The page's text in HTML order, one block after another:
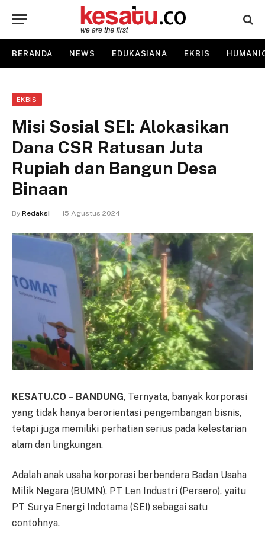
BERANDA NEWS EDUKASIANA EKBIS
EKBIS
Misi Sosial SEI: Alokasikan
Dana CSR Ratusan Juta
Rupiah dan Bangun Desa
Binaan
By Redaksi 15 Agustus 2024
KESATU.CO – BANDUNG, Ternyata, banyak korporasi
yang tidak hanya berorientasi pengembangan bisnis,
tetapi juga memiliki perhatian serius pada kelestarian
alam dan lingkungan.
Adalah anak usaha korporasi berbendera Badan Usaha
Milik Negara (BUMN), PT Len Industri (Persero), yaitu
PT Surya Energi Indotama (SEI) sebagai satu
contohnya.